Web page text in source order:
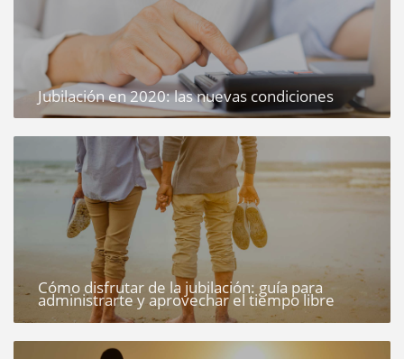
Jubilación en 2020: las nuevas condiciones
Cómo disfrutar de la jubilación: guía para
administrarte y aprovechar el tiempo libre